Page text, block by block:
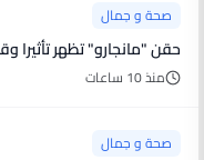
صحة و جمال
حقن "مانجارو" تظهر تأثيرا
منذ 10 ساعات
صحة و جمال